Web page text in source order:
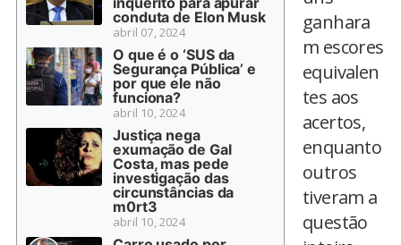
conduta de Elon Musk
abril 07, 2024
O que é o ‘SUS da
Segurança Pública’ e
por que ele não
funciona?
abril 10, 2024
Justiça nega
exumação de Gal
Costa, mas pede
investigação das
circunstâncias da
m0rt3
abril 10, 2024
ganhara
m escores
equivalen
tes aos
acertos,
enquanto
outros
tiveram a
questão